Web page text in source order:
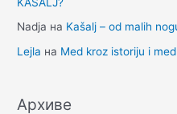
Nadja на Kašalj – od malih
Lejla на Med kroz istoriju i
Архиве